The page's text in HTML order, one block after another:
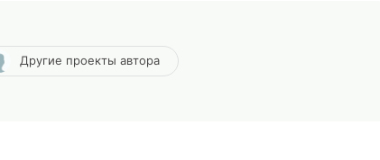
Другие проекты автора